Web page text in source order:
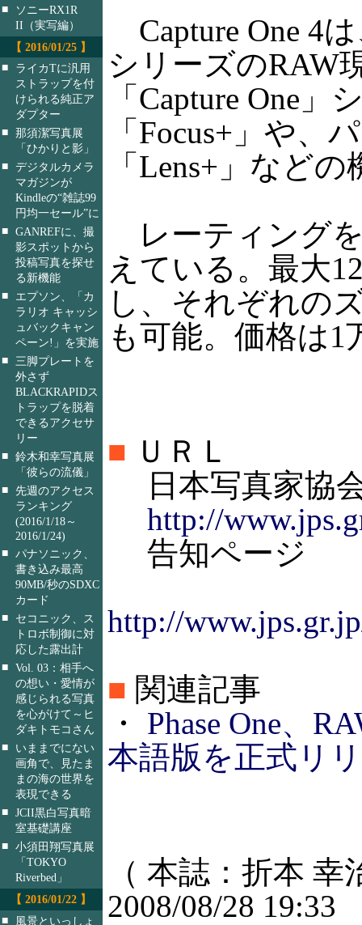
■
ソニーRX1R
II（実写編）
【 2016/01/25 】
■
ライカTに汎用
ストラップを付
けられる純正ア
ダプター
■ 那須潔写真展
「ひかりと影」
■ デジタルカメラ
マガジンが
Kindleの“雑誌99
円均一セール”に
■ GANREFに、撮
影スポットから
投稿写真を探せ
る新機能
■
エプソン、「カ
ラリオ キャッシ
ュバックキャン
ペーン!」を実施
■ 三脚プレートを
外さず
BLACKRAPIDス
トラップを脱着
できるアクセサ
リー
■ 鈴木和幸写真展
「彼らの流儀」
■ 先週のアクセス
ランキング
(2016/1/18～
2016/1/24)
■ パナソニック、
書き込み最高
90MB/秒のSDXC
カード
■
セコニック、ス
トロボ制御に対
応した露出計
■ Vol. 03：相手へ
の想い・愛情が
感じられる写真
を心がけて～ヒ
ダキトモコさん
■
いままでにない
画角で、見たま
まの海の世界を
表現できる
■ JCII黒白写真暗
室基礎講座
■ 小須田翔写真展
「TOKYO
Riverbed」
【 2016/01/22 】
■
風景といっしょ
Capture One 4
シリーズのRAW
「Capture One
「Focus+」や、
「Lens+」など
レーティング
えている。最大
し、それぞれの
も可能。価格は1
■ ＵＲＬ
日本写真家協
http://
告知ページ
http://
■ 関連記事
・ Phase One、
本語版を正式リ
（ 本誌：折本 幸
2008/08/28 19:33